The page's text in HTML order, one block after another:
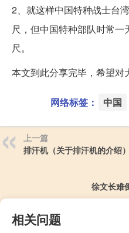
2、就这样中国特种战士台
尺，但中国特种部队时常
尺。
本文到此分享完毕，希望对
网络标签： 中国
上一篇
排汗机（关于排汗机的介绍）
徐文长难
相关问题